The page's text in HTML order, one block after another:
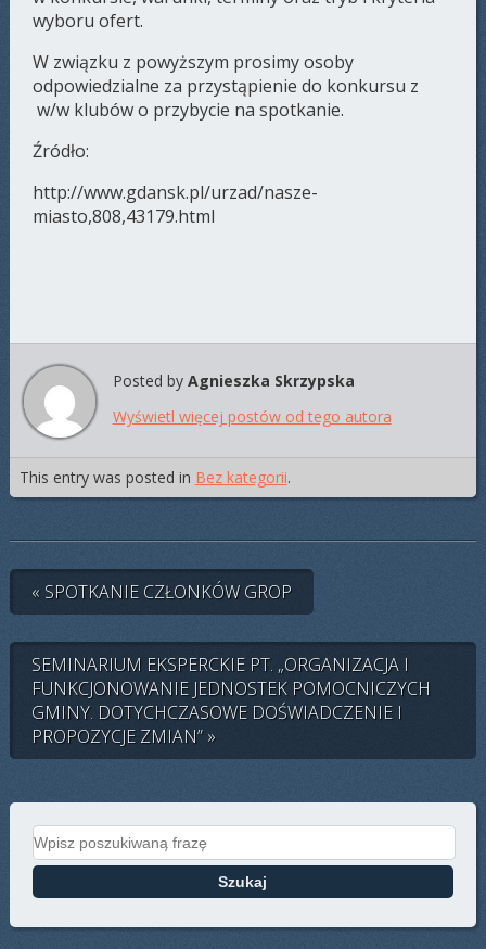
wyboru ofert.
W związku z powyższym prosimy osoby
odpowiedzialne za przystąpienie do konkursu z
w/w klubów o przybycie na spotkanie.
Źródło:
http://www.gdansk.pl/urzad/nasze-
miasto,808,43179.html
Posted by Agnieszka Skrzypska
Wyświetl więcej postów od tego autora
This entry was posted in Bez kategorii.
« SPOTKANIE CZŁONKÓW GROP
SEMINARIUM EKSPERCKIE PT. „ORGANIZACJA I
FUNKCJONOWANIE JEDNOSTEK POMOCNICZYCH
GMINY. DOTYCHCZASOWE DOŚWIADCZENIE I
PROPOZYCJE ZMIAN” »
Search for: